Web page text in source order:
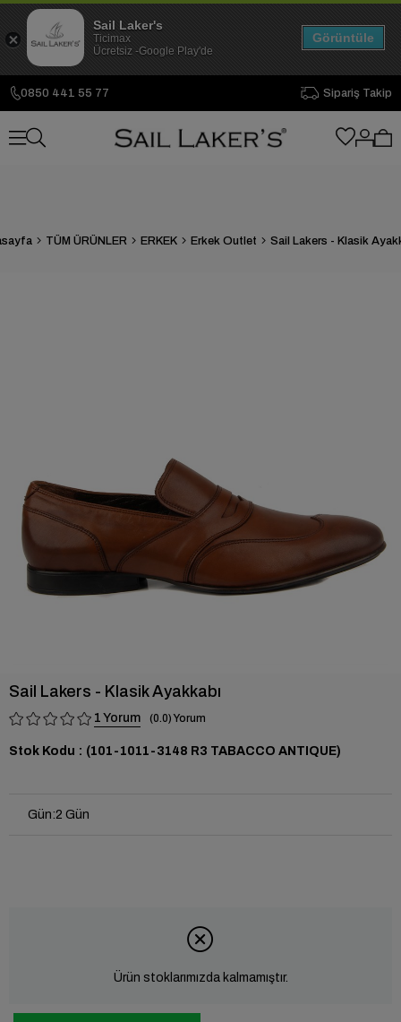
0850 441 55 77 Sipariş Takip
TÜM ÜRÜNLER ERKEK Erkek Outlet Sail Lakers - Klasik
Sail Lakers - Klasik Ayakkabı
1 0.0
Stok Kodu (101-1011-3148 R3 TABACCO ANTIQUE)
Gün:2 Gün
Ürün stoklarımızda kalmamıştır.
Sail Laker's
Ticimax
Ücretsiz -Google Play'de
Görüntüle